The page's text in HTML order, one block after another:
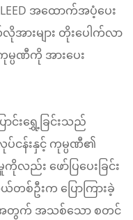
LEED အထောက်အပံ့ပေး
အားများ တိုးပေါက်လာ
ပဏီကို အားပေး
င်းရွှေ့ခြင်းသည်
ငန်းနှင့် ကုမ္ပဏီ၏
ည်း ဖော်ပြပေးခြင်း
စ်ဦးက ပြောကြားခဲ့
အတွက် အသစ်သော စတင်